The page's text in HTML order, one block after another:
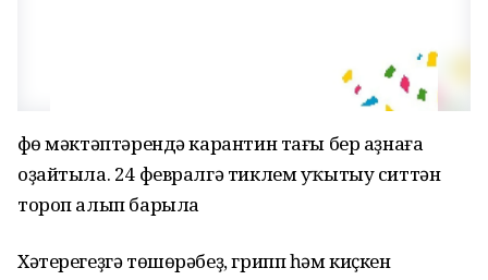
Өфө мәктәптәрендә карантин тағы бер аҙнаға
оҙайтыла. 24 февралгә тиклем уҡытыу ситтән
тороп алып барыла
Хәтерегеҙгә төшөрәбеҙ, грипп һәм киҫкен